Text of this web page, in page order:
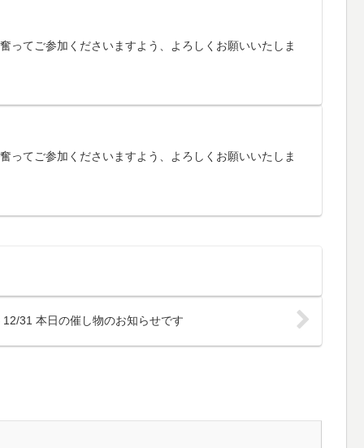
ってご参加くださいますよう、よろしくお願いいたしま
ってご参加くださいますよう、よろしくお願いいたしま
31 本日の催し物のお知らせです